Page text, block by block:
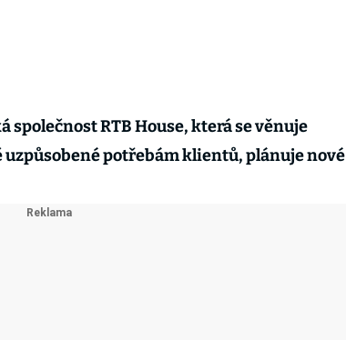
RTB House, která se věnuje
potřebám klientů, plánuje nové